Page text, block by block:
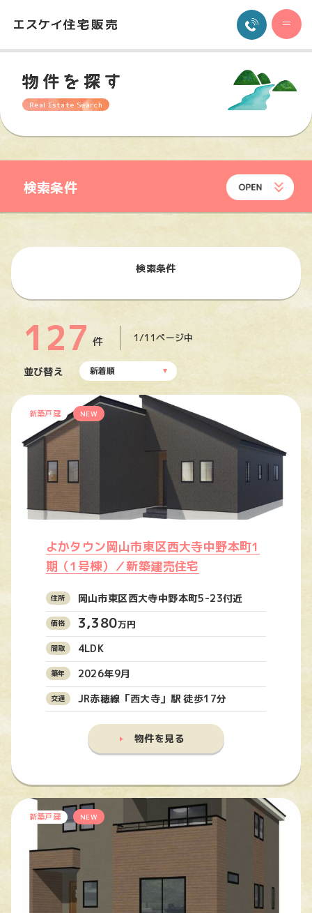
Real Estate Search
検索条件
検索条件
127 件 1/11ページ中
並び替え 新着順
新築戸建 NEW
よかタウン岡山市東区西大寺中野本町1
期（1号棟）／新築建売住宅
岡山市東区西大寺中野本町5-23付近
3,380万円
4LDK
2026年9月
JR赤穂線「西大寺」駅 徒歩17分
物件を見る
新築戸建 NEW